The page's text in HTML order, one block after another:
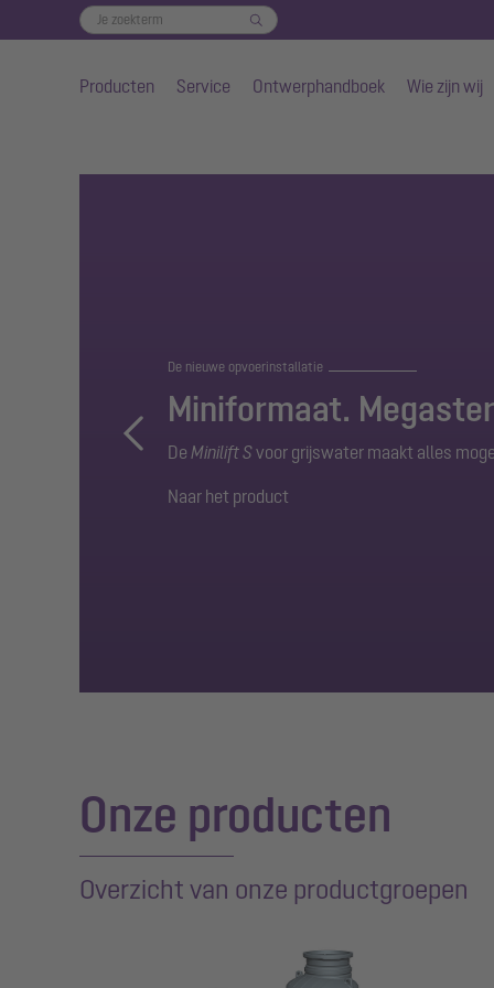
Producten Service Ontwerphandboek Wie zijn wij
De nieuwe opvoerinstallatie
Miniformaat.
De Minilift Svoor grijswater maakt alles
Naar het product
Previous
Onze producten
Overzicht van onze productgroepen